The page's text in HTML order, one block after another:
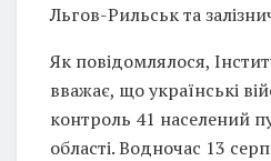
Льгов-Рильськ та
Як повідомлялося,
вважає, що українські
контроль 41 населений
області. Водночас 13